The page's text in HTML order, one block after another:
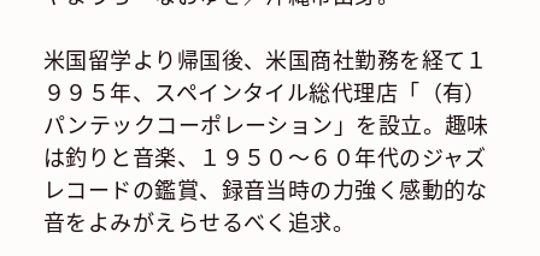
米国留学より帰国後、米国商社勤務を経て１
９９５年、スペインタイル総代理店「（有）
パンテックコーポレーション」を設立。趣味
は釣りと音楽、１９５０～６０年代のジャズ
レコードの鑑賞、録音当時の力強く感動的な
音をよみがえらせるべく追求。